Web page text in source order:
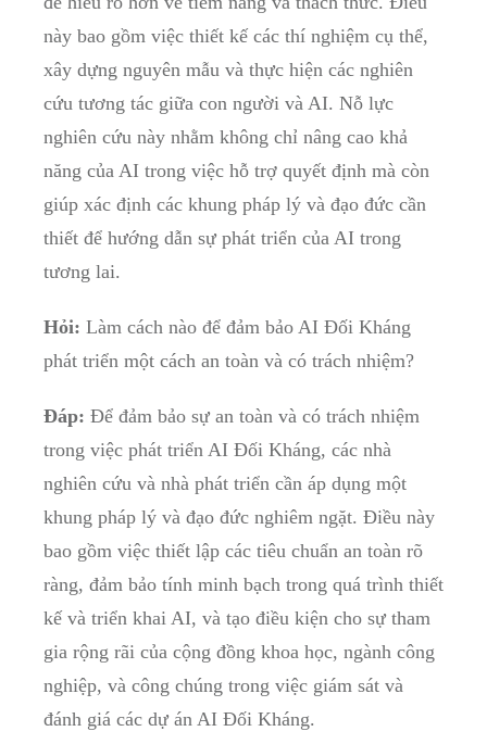
này bao gồm việc thiết kế ⁢các thí​ nghiệm cụ ‍thể,
xây dựng nguyên mẫu và thực hiện các nghiên
cứu⁢ tương tác giữa con người và ⁤AI. Nỗ ​lực
nghiên cứu ⁢này nhằm⁢ không chỉ nâng cao⁢ khả
năng của AI trong việc hỗ trợ ‍quyết định mà còn
giúp xác định các khung pháp ‌lý và đạo đức⁣ cần
‍thiết để hướng dẫn sự phát⁤ triển của AI⁤ trong
tương lai.
Hỏi: Làm cách ⁢nào để đảm bảo AI Đối Kháng
phát triển một cách an toàn ⁢và có⁢ trách nhiệm?
Đáp: Để đảm bảo sự an toàn và ⁣có trách ⁤nhiệm
trong việc phát ​triển AI Đối Kháng, ​các nhà
nghiên cứu và nhà phát ⁤triển cần áp dụng một
khung ‍pháp lý ⁣và đạo đức nghiêm ngặt. ​Điều⁤ này
bao gồm việc thiết lập các tiêu chuẩn an toàn rõ
ràng, đảm bảo tính minh bạch‍ trong quá trình thiết
‍kế và triển khai AI, ⁤và tạo điều kiện ⁢cho sự tham⁤
gia⁢ rộng rãi của cộng đồng khoa‌ học, ngành công‍
nghiệp, và công chúng trong việc giám sát ​và​
đánh ⁣giá các dự án AI ‌Đối Kháng.